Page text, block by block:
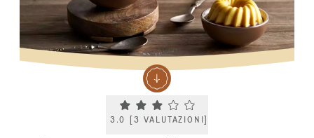
Current rating 3.0. Click to rate.
3.0 3 VALUTAZIONI